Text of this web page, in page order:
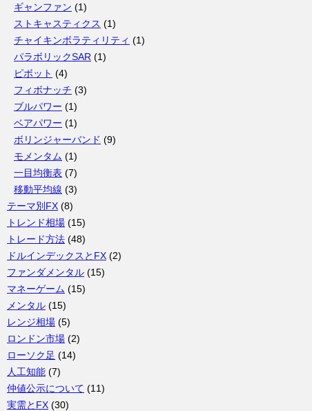
ギャンファン (1)
ストキャスティクス (1)
チャイキンボラティリティ (1)
パラボリックSAR (1)
ピボット (4)
フィボナッチ (3)
ブルパワー (1)
ベアパワー (1)
ボリンジャーバンド (9)
モメンタム (1)
一目均衡表 (7)
移動平均線 (3)
テーマ別FX (8)
トレンド相場 (15)
トレード方法 (48)
ドルインデックスとFX (2)
ファンダメンタル (15)
マネーゲーム (15)
メンタル (15)
レンジ相場 (5)
ロンドン市場 (2)
ローソク足 (14)
人工知能 (7)
仲値公示について (11)
実需とFX (30)